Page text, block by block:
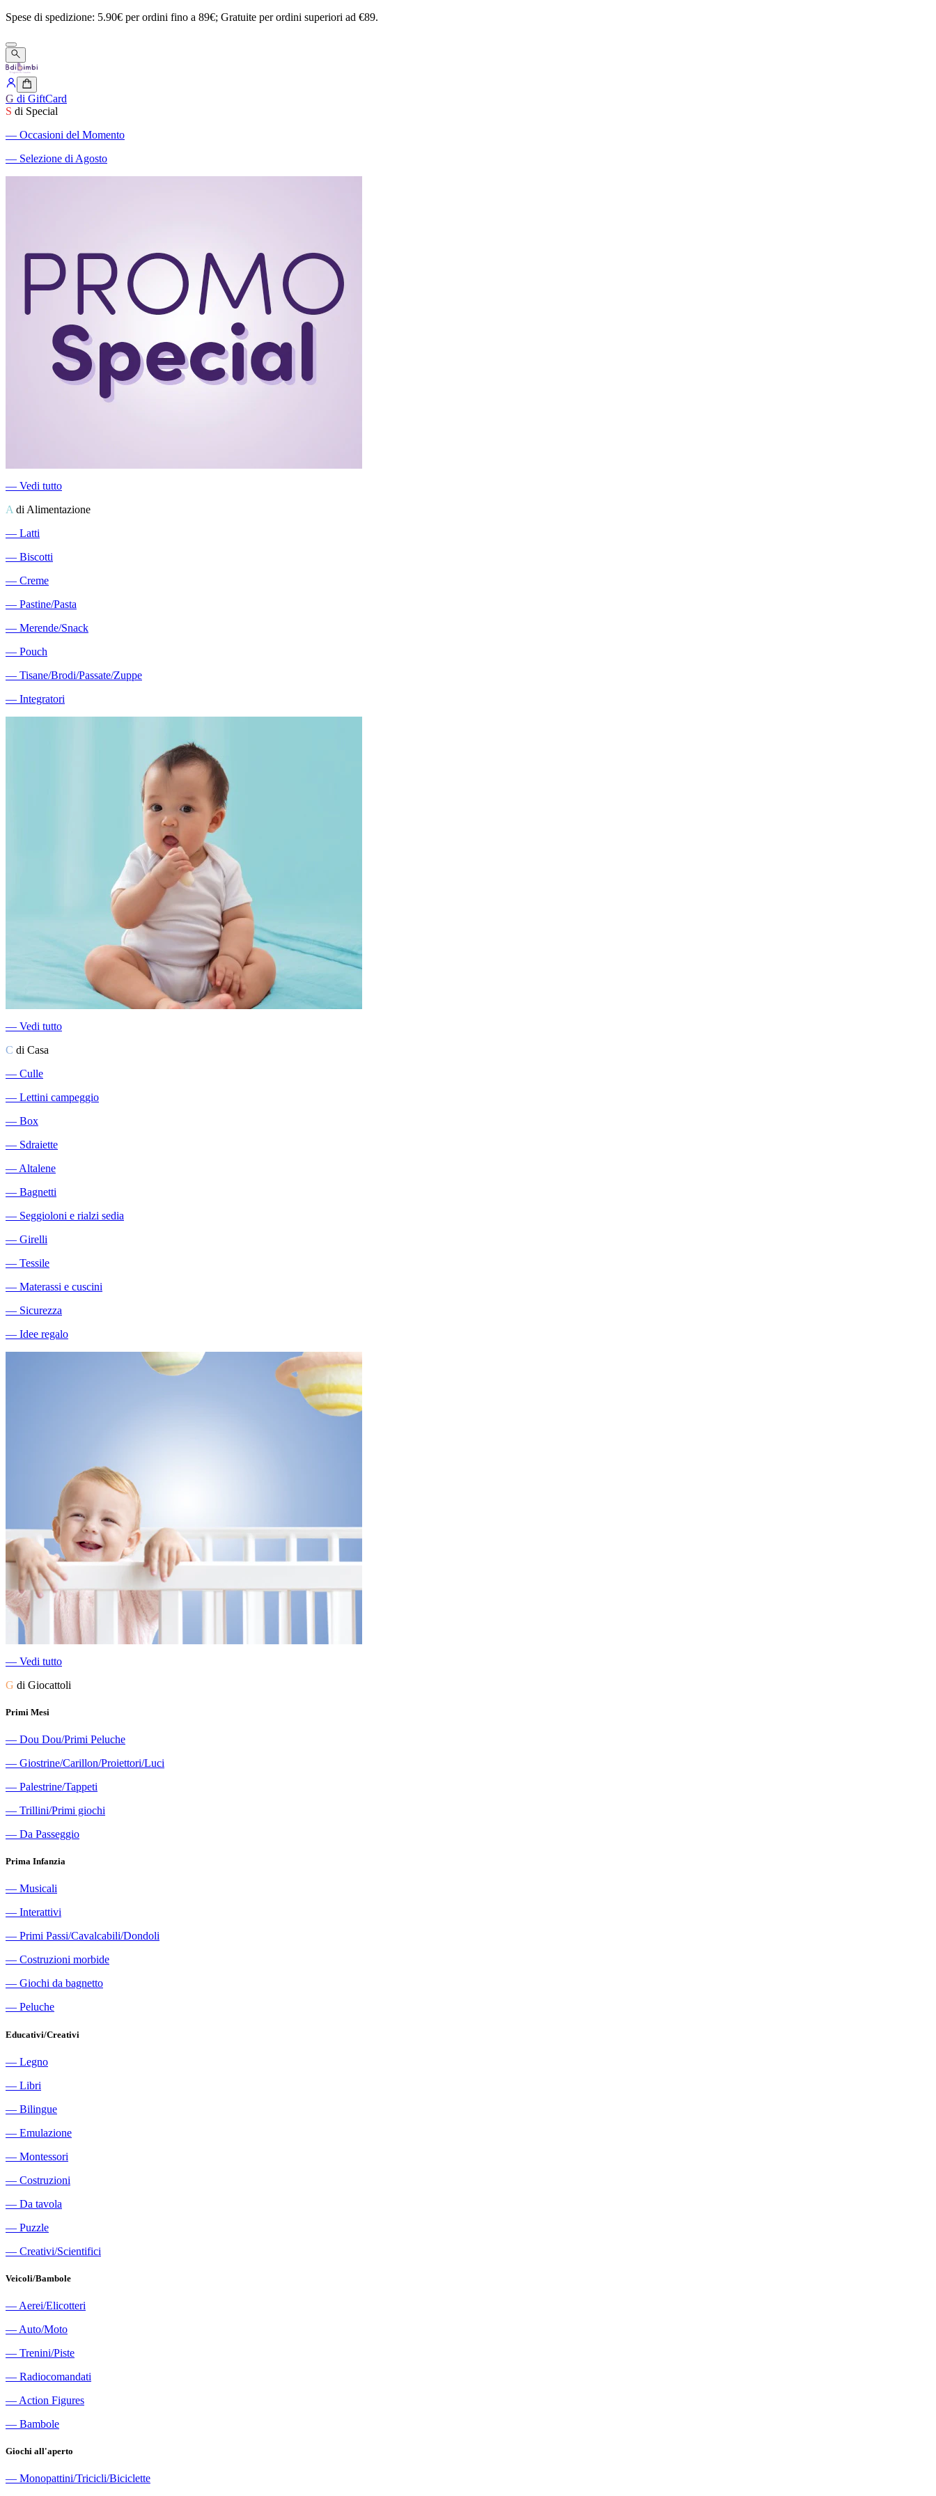
Spese di spedizione: 5.90€ perordini fino a 89€; Gratuite perordini superiori ad €89.
G di GiftCard
S di Special
― Occasioni del Momento
― Selezione di Agosto
― Vedi tutto
A di Alimentazione
― Latti
― Biscotti
― Creme
― Pastine/Pasta
― Merende/Snack
― Pouch
― Tisane/Brodi/Passate/Zuppe
― Integratori
― Vedi tutto
C di Casa
― Culle
― Lettini campeggio
― Box
― Sdraiette
― Altalene
― Bagnetti
― Seggioloni e rialzi sedia
― Girelli
― Tessile
― Materassi e cuscini
― Sicurezza
― Idee regalo
― Vedi tutto
G di Giocattoli
Primi Mesi
― Dou Dou/Primi Peluche
― Giostrine/Carillon/Proiettori/Luci
― Palestrine/Tappeti
― Trillini/Primi giochi
― Da Passeggio
Prima Infanzia
― Musicali
― Interattivi
― Primi Passi/Cavalcabili/Dondoli
― Costruzioni morbide
― Giochi da bagnetto
― Peluche
Educativi/Creativi
― Legno
― Libri
― Bilingue
― Emulazione
― Montessori
― Costruzioni
― Da tavola
― Puzzle
― Creativi/Scientifici
Veicoli/Bambole
― Aerei/Elicotteri
― Auto/Moto
― Trenini/Piste
― Radiocomandati
― Action Figures
― Bambole
Giochi all'aperto
― Monopattini/Tricicli/Biciclette